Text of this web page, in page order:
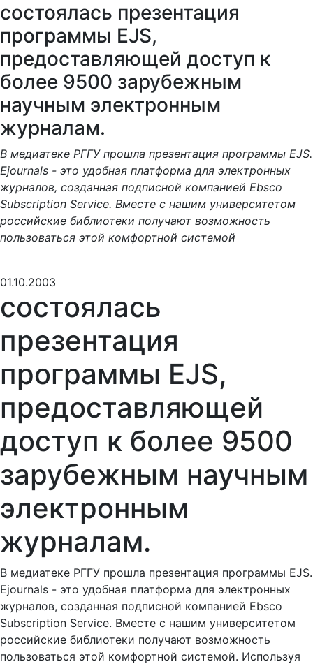
состоялась презентация
программы EJS,
предоставляющей доступ к
более 9500 зарубежным
научным электронным
журналам.
В медиатеке РГГУ прошла презентация программы EJS.
Ejournals - это удобная платформа для электронных
журналов, созданная подписной компанией Ebsco
Subscription Service. Вместе с нашим университетом
российские библиотеки получают возможность
пользоваться этой комфортной системой
01.10.2003
состоялась
презентация
программы EJS,
предоставляющей
доступ к более 9500
зарубежным научным
электронным
журналам.
В медиатеке РГГУ прошла презентация программы EJS.
Ejournals - это удобная платформа для электронных
журналов, созданная подписной компанией Ebsco
Subscription Service. Вместе с нашим университетом
российские библиотеки получают возможность
пользоваться этой комфортной системой. Используя